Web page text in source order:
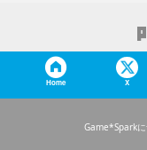
Home X
Game*Spark